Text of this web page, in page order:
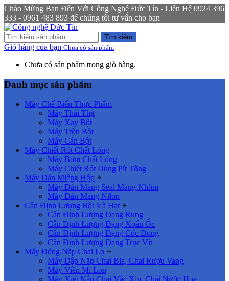
Chào Mừng Bạn Đến Với Công Nghệ Đức Tín - Liên Hệ 0924 396
333 - 0961 483 893 để chúng tôi tư vấn cho bạn
Tìm kiếm
Giỏ hàng của bạn Chưa có sản phẩm
Chưa có sản phẩm trong giỏ hàng.
Danh mục sản phẩm
Máy Chế Biến Thực Phẩm +
Máy Thái Thịt
Máy Xay Bột
Máy Trộn Bột
Máy Cán Bột
Máy Chiết Rót Chất Lỏng +
Máy Bơm Chất Lỏng
Máy Chiết Rót Dùng Pít Tông
Máy Dán Miệng Hộp +
Máy Dán Màng Seal Màng Nhôm
Máy Dán Màng Nilon
Cân Định Lượng Bột Và Hạt +
Cân Định Lượng Dạng Rung
Cân Định Lượng Dạng Xoắn Ốc
Cân Định Lượng Dạng Cốc Đong
Cân Định Lượng Dạng Trục Vít
Máy Đóng Nắp Chai Lọ +
Máy Dập Nắp Chai Bia, Chai Rượu Vang
Máy Viền Mí Lon